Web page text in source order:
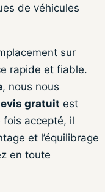
de véhicules
sur
rapide et fiable.
, nous nous
gratuit est
fois accepté, il
et l’équilibrage
en toute